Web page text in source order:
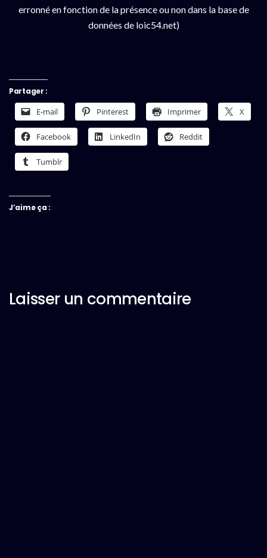
erronné en fonction de la présence ou non dans la base de
données de loic54.net)
Partager :
E-mail Pinterest Imprimer X
Facebook LinkedIn Reddit
Tumblr
J’aime ça :
Laisser un commentaire